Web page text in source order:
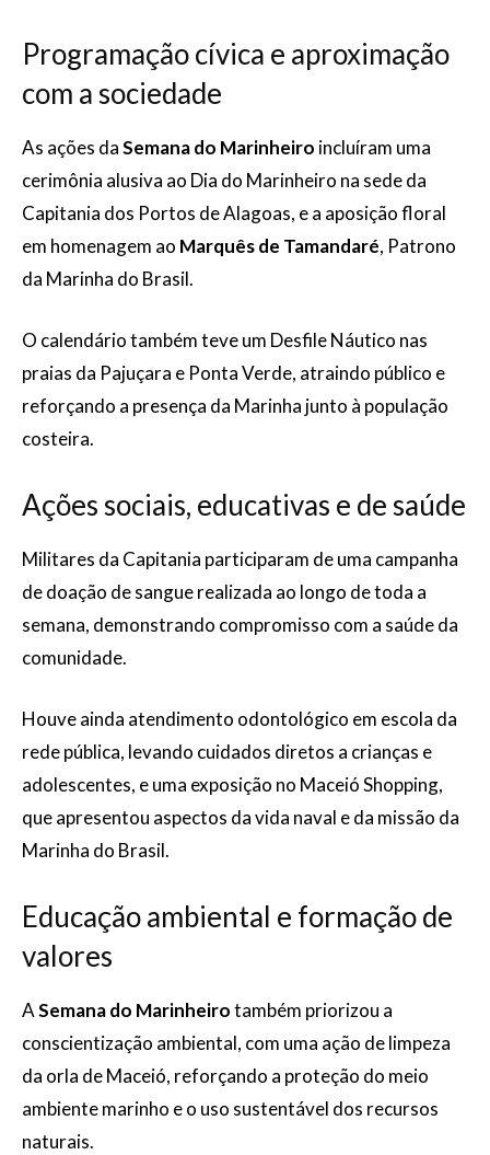
Programação cívica e aproximação
com a sociedade
As ações daSemana do Marinheiro incluíram uma
cerimônia alusiva ao Dia do Marinheiro na sede da
Capitania dos Portos de Alagoas, e a aposição floral
em homenagem ao Marquês de Tamandaré, Patrono
da Marinha do Brasil.
O calendário também teve um Desfile Náutico nas
praias da Pajuçara e Ponta Verde, atraindo público e
reforçando a presença da Marinha junto à população
costeira.
Ações sociais, educativas e de saúde
Militares da Capitania participaram de uma campanha
de doação de sangue realizada ao longo de toda a
semana, demonstrando compromisso com a saúde da
comunidade.
Houve ainda atendimento odontológico em escola da
rede pública, levando cuidados diretos a crianças e
adolescentes, e uma exposição no Maceió Shopping,
que apresentou aspectos da vida naval e da missão da
Marinha do Brasil.
Educação ambiental e formação de
valores
ASemana do Marinheirotambém priorizou a
conscientização ambiental, com uma ação de limpeza
da orla de Maceió, reforçando a proteção do meio
ambiente marinho e o uso sustentável dos recursos
naturais.